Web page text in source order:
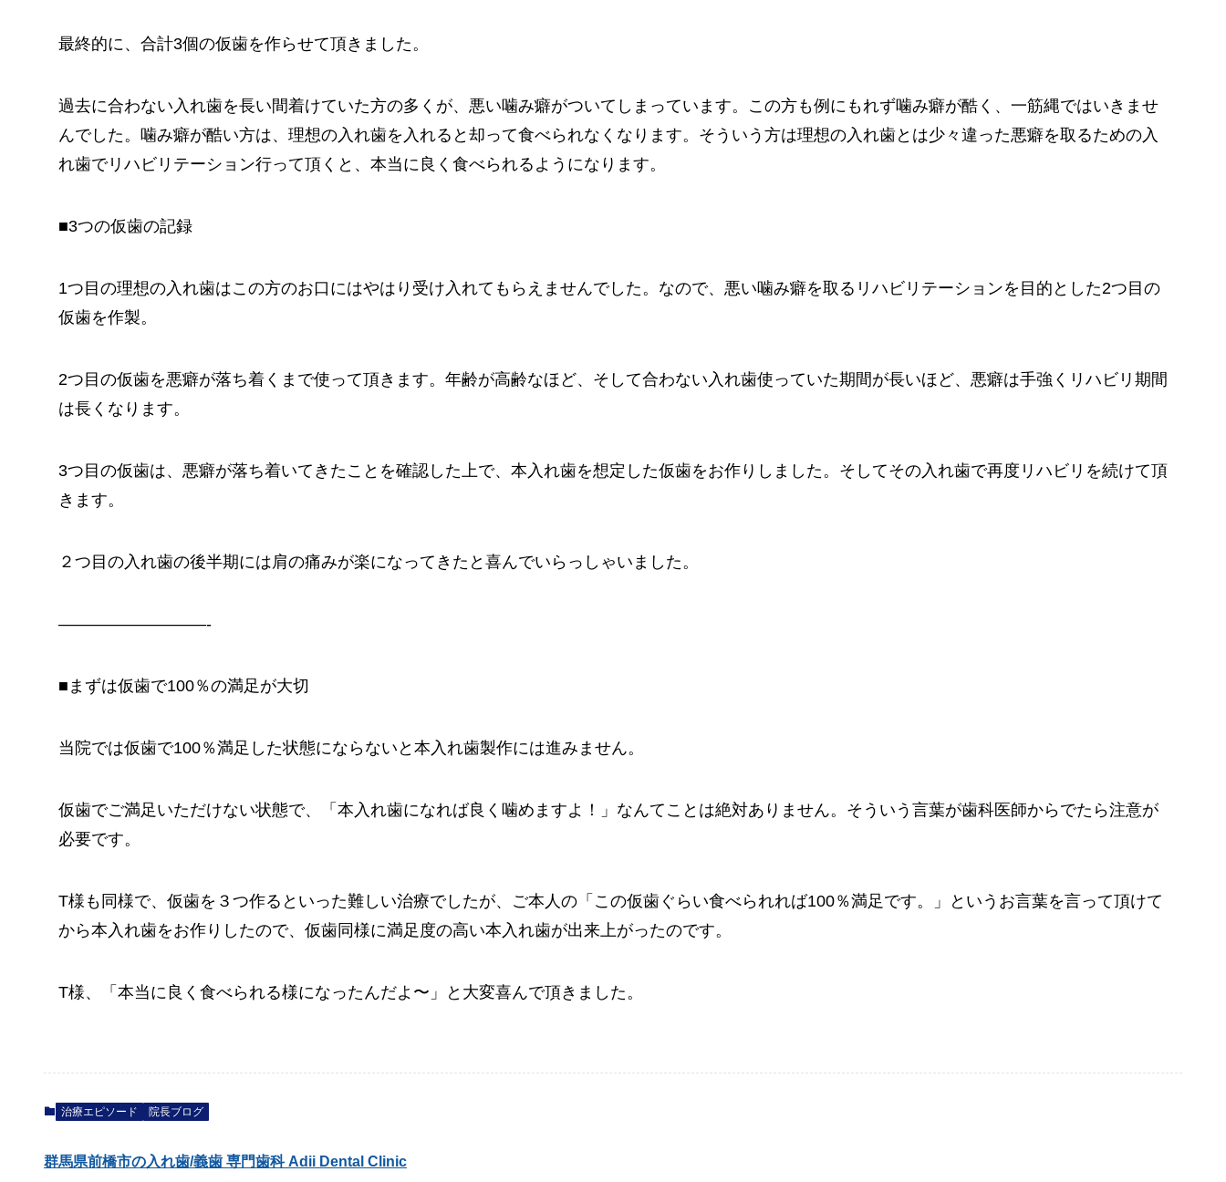
最終的に、合計3個の仮歯を作らせて頂きました。
過去に合わない入れ歯を長い間着けていた方の多くが、悪い噛み癖がついてしまっています。この方も例にもれず噛み癖が酷く、一筋縄ではいきませ
んでした。噛み癖が酷い方は、理想の入れ歯を入れると却って食べられなくなります。そういう方は理想の入れ歯とは少々違った悪癖を取るための入
れ歯でリハビリテーション行って頂くと、本当に良く食べられるようになります。
■3つの仮歯の記録
1つ目の理想の入れ歯はこの方のお口にはやはり受け入れてもらえませんでした。なので、悪い噛み癖を取るリハビリテーションを目的とした2つ目の
仮歯を作製。
2つ目の仮歯を悪癖が落ち着くまで使って頂きます。年齢が高齢なほど、そして合わない入れ歯使っていた期間が長いほど、悪癖は手強くリハビリ期間
は長くなります。
3つ目の仮歯は、悪癖が落ち着いてきたことを確認した上で、本入れ歯を想定した仮歯をお作りしました。そしてその入れ歯で再度リハビリを続けて頂
きます。
２つ目の入れ歯の後半期には肩の痛みが楽になってきたと喜んでいらっしゃいました。
—————————-
■まずは仮歯で100％の満足が大切
当院では仮歯で100％満足した状態にならないと本入れ歯製作には進みません。
仮歯でご満足いただけない状態で、「本入れ歯になれば良く噛めますよ！」なんてことは絶対ありません。そういう言葉が歯科医師からでたら注意が
必要です。
T様も同様で、仮歯を３つ作るといった難しい治療でしたが、ご本人の「この仮歯ぐらい食べられれば100％満足です。」というお言葉を言って頂けて
から本入れ歯をお作りしたので、仮歯同様に満足度の高い本入れ歯が出来上がったのです。
T様、「本当に良く食べられる様になったんだよ〜」と大変喜んで頂きました。
治療エピソード 院長ブログ
群馬県前橋市の入れ歯/義歯 専門歯科 Adii Dental Clinic